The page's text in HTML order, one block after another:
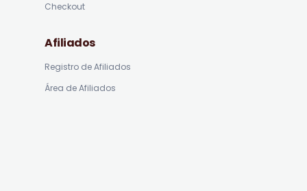
Checkout
Afiliados
Registro de Afiliados
Área de Afiliados